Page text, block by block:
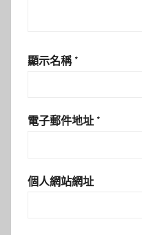
顯示名稱 *
電子郵件地址 *
個人網站網址